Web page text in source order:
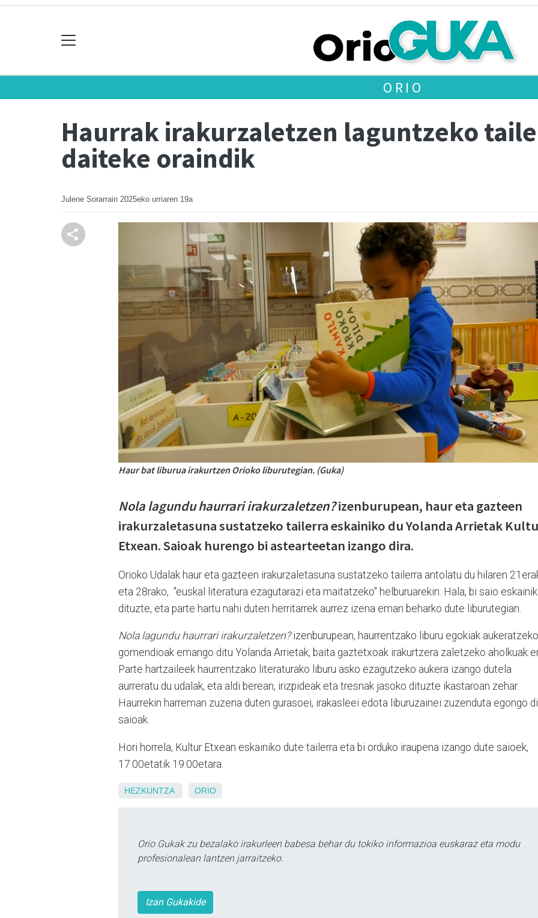
ORIO
Haurrak irakurzaletzen laguntzeko
daiteke oraindik
Julene Sorarrain 2025eko urriaren 19a
Haur bat liburua irakurtzen Orioko liburutegian. (Guka)
Nola lagundu haurrari irakurzaletzen?izenburupean, haur eta gazteen
irakurzaletasuna sustatzeko tailerra eskainiko du Yolanda Arrietak
Etxean. Saioak hurengo bi astearteetan izango dira.
Orioko Udalak haur eta gazteen irakurzaletasuna sustatzeko tailerra antolatu du hilaren
eta 28rako, "euskal literatura ezagutarazi eta maitatzeko" helburuarekin. Hala, bi saio
dituzte, eta parte hartu nahi duten herritarrek aurrez izena eman beharko dute liburutegian.
Nola lagundu haurrari irakurzaletzen? izenburupean, haurrentzako liburu egokiak aukeratzeko
gomendioak emango ditu Yolanda Arrietak, baita gaztetxoak irakurtzera zaletzeko aholkuak
Parte hartzaileek haurrentzako literaturako liburu asko ezagutzeko aukera izango dutela
aurreratu du udalak, eta aldi berean, irizpideak eta tresnak jasoko dituzte ikastaroan zehar.
Haurrekin harreman zuzena duten gurasoei, irakasleei edota liburuzainei zuzenduta egongo
saioak.
Hori horrela, Kultur Etxean eskainiko dute tailerra eta bi orduko iraupena izango dute saioek,
17:00etatik 19:00etara.
HEZKUNTZA ORIO
Orio Gukak zu bezalako irakurleen babesa behar du tokiko informazioa euskaraz eta modu
profesionalean lantzen jarraitzeko.
Izan Gukakide